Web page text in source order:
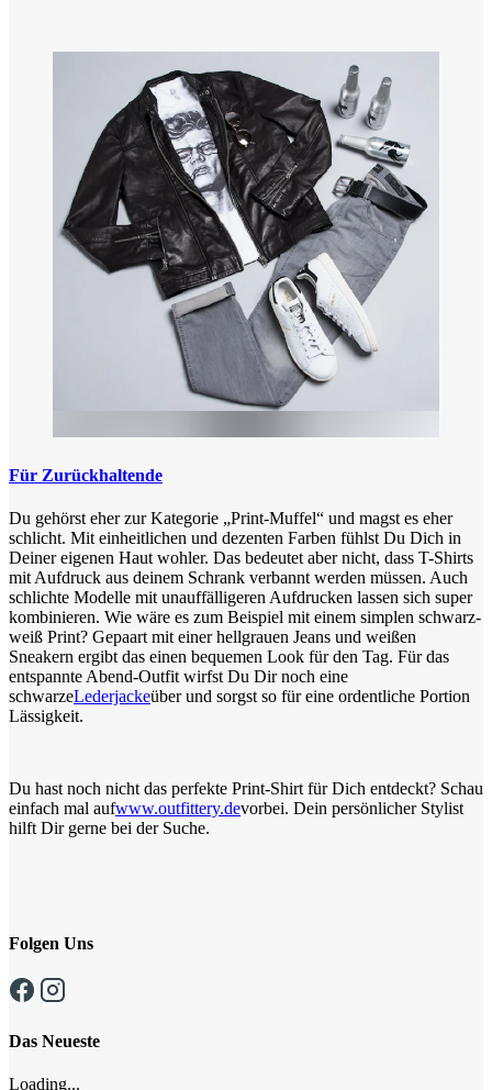
Für Zurückhaltende
Du gehörst eher zur Kategorie „Print-Muffel“ und magst es eher
schlicht. Mit einheitlichen und dezenten Farben fühlst Du Dich in
Deiner eigenen Haut wohler. Das bedeutet aber nicht, dass T-Shirts
mit Aufdruck aus deinem Schrank verbannt werden müssen. Auch
schlichte Modelle mit unauffälligeren Aufdrucken lassen sich super
kombinieren. Wie wäre es zum Beispiel mit einem simplen schwarz-
weiß Print? Gepaart mit einer hellgrauen Jeans und weißen
Sneakern ergibt das einen bequemen Look für den Tag. Für das
entspannte Abend-Outfit wirfst Du Dir noch eine
schwarzeLederjackeüber und sorgst so für eine ordentliche Portion
Lässigkeit.
Du hast noch nicht das perfekte Print-Shirt für Dich entdeckt? Schau
einfach mal aufwww.outfittery.devorbei. Dein persönlicher Stylist
hilft Dir gerne bei der Suche.
Folgen Uns
Das Neueste
Loading...